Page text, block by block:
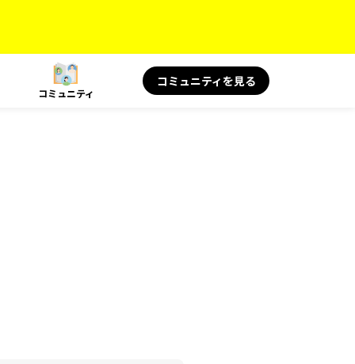
コミュニティ
コミュニティを見る